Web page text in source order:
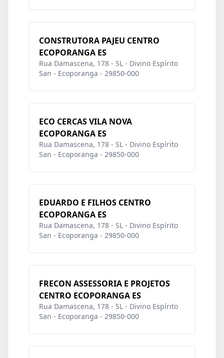
CONSTRUTORA PAJEU CENTRO
ECOPORANGA ES
Rua Damascena, 178 - SL - Divino Espírito
San - Ecoporanga - 29850-000
ECO CERCAS VILA NOVA
ECOPORANGA ES
Rua Damascena, 178 - SL - Divino Espírito
San - Ecoporanga - 29850-000
EDUARDO E FILHOS CENTRO
ECOPORANGA ES
Rua Damascena, 178 - SL - Divino Espírito
San - Ecoporanga - 29850-000
FRECON ASSESSORIA E PROJETOS
CENTRO ECOPORANGA ES
Rua Damascena, 178 - SL - Divino Espírito
San - Ecoporanga - 29850-000